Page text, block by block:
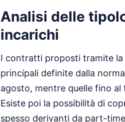
Analisi delle
incarichi
I contratti proposti tramite
principali definite dalla
agosto, mentre quelle fino
Esiste poi la possibilità di
spesso derivanti da part-